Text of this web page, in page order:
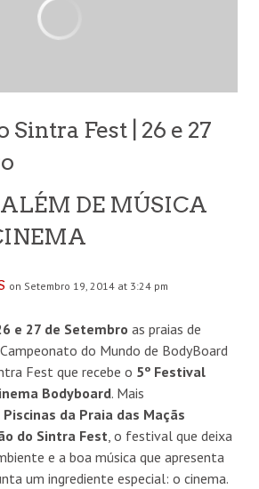
Sintra Fest | 26 e 27
DE MÚSICA
on Setembro 19, 2014 at 3:24 pm
e 27 de Setembro as praias de
do Mundo de BodyBoard
Fest que recebe o 5º Festival
Bodyboard. Mais
Piscinas da Praia das Maçãs
do Sintra Fest , o festival que deixa
e a boa música que apresenta
um ingrediente especial: o cinema.